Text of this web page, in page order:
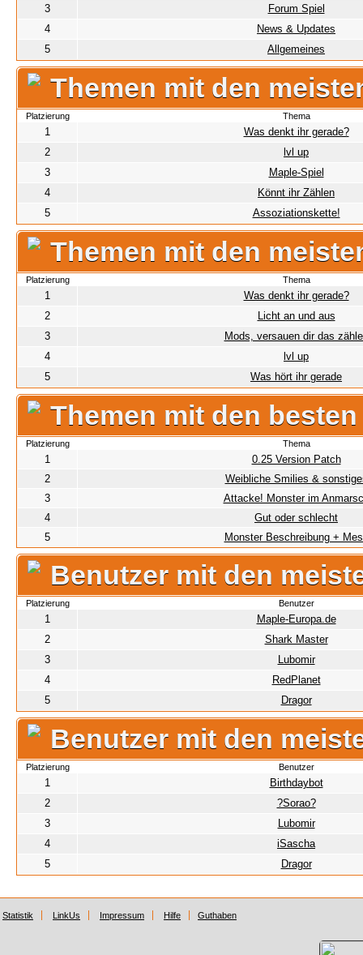
3
Forum Spiel
4
News & Updates
5
Allgemeines
Themen mit den
Platzierung Thema
1
Was denkt ihr gerade?
2
lvl up
3
Maple-Spiel
4
Könnt ihr Zählen
5
Assoziationskette!
Themen mit den
Platzierung Thema
1
Was denkt ihr gerade?
2
Licht an und aus
3
Mods, versauen dir das
4
lvl up
5
Was hört ihr gerade
Themen mit den
Platzierung Thema
1
0.25 Version Patch
2
Weibliche Smilies &
3
Attacke! Monster im
4
Gut oder schlecht
5
Monster Beschreibung +
Benutzer mit den
Platzierung Benutzer
1
Maple-Europa.de
2
Shark Master
3
Lubomir
4
RedPlanet
5
Dragor
Benutzer mit den
Platzierung Benutzer
1
Birthdaybot
2
?Sorao?
3
Lubomir
4
iSascha
5
Dragor
Statistik LinkUs Impressum Hilfe Guthaben